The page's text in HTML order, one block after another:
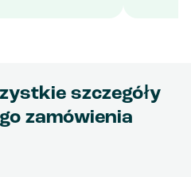
szczegóły
zamówienia